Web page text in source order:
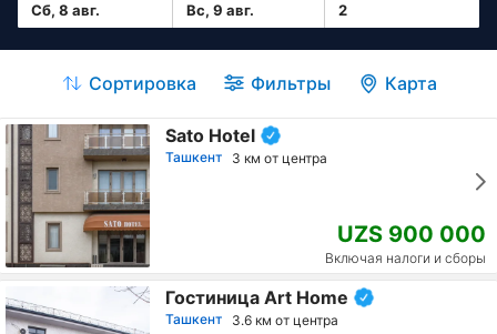
Сб, 8 авг. Вс, 9 авг. 2
Сортировка Фильтры Карта
Sato Hotel
Ташкент 3 км от центра
UZS 900 000
Включая налоги и сборы
Гостиница Art Home
Ташкент 3.6 км от центра